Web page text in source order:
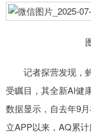
记者探营发现，蚂
受瞩目，其全新AI健
数据显示，自去年9
立APP以来，AQ累计